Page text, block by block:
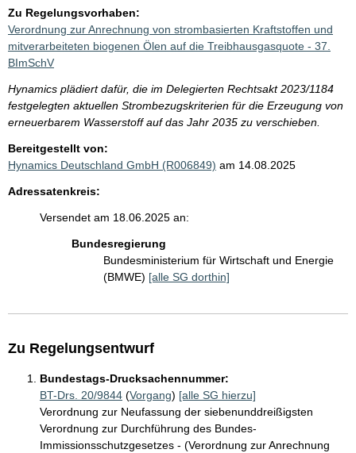
Zu Regelungsvorhaben:
Verordnung zur Anrechnung von strombasierten Kraftstoffen und
mitverarbeiteten biogenen Ölen auf die Treibhausgasquote - 37.
BImSchV
Hynamics plädiert dafür, die im Delegierten Rechtsakt 2023/1184
festgelegten aktuellen Strombezugskriterien für die Erzeugung von
erneuerbarem Wasserstoff auf das Jahr 2035 zu verschieben.
Bereitgestellt von:
Hynamics Deutschland GmbH (R006849) am 14.08.2025
Adressatenkreis:
Versendet am 18.06.2025 an:
Bundesregierung
Bundesministerium für Wirtschaft und Energie
(BMWE) [alle SG dorthin]
Zu Regelungsentwurf
Bundestags-Drucksachennummer:
BT-Drs. 20/9844 (Vorgang) [alle SG hierzu]
Verordnung zur Neufassung der siebenunddreißigsten
Verordnung zur Durchführung des Bundes-
Immissionsschutzgesetzes - (Verordnung zur Anrechnung